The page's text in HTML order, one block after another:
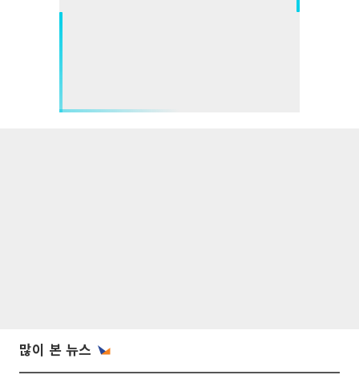
많이 본 뉴스